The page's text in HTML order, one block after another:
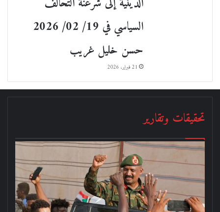
السياسي في 19/ 02/ 2026
حسن خليل غريب
21 فبراير، 2026
تحقيقات وتقارير